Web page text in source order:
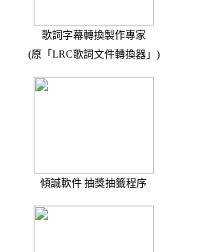
歌詞字幕轉換製作專家
(原「LRC歌詞文件轉換器」)
傾誠軟件 抽獎抽籤程序